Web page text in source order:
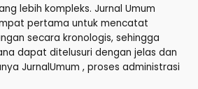
lebih kompleks. Jurnal Umum
pertama untuk mencatat
secara kronologis, sehingga
dapat ditelusuri dengan jelas dan
JurnalUmum , proses administrasi